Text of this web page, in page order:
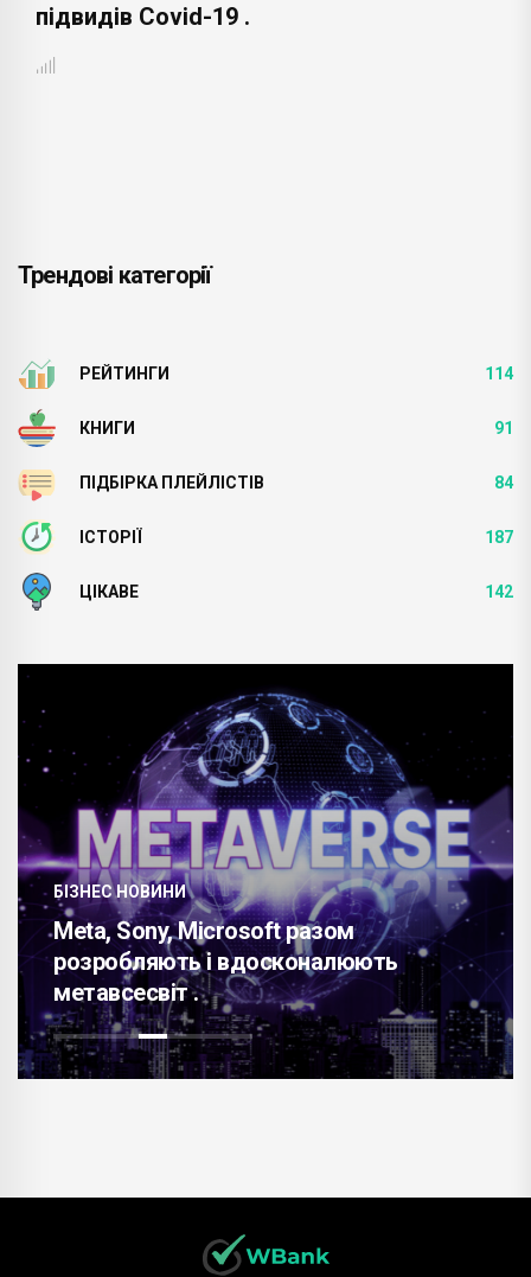
підвидів Covid-19 .
Трендові категорії
РЕЙТИНГИ 114
КНИГИ 91
ПІДБІРКА ПЛЕЙЛІСТІВ 84
ІСТОРІЇ 187
ЦІКАВЕ 142
БІЗНЕС НОВИНИ
Meta, Sony, Microsoft разом
розробляють і вдосконалюють
метавсесвіт .